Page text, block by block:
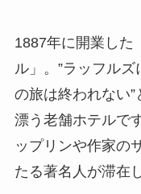
1887年に開業した
ル」。”ラッフル
の旅は終われない
漂う老舗ホテルで
ップリンや作家の
たる著名人が滞在